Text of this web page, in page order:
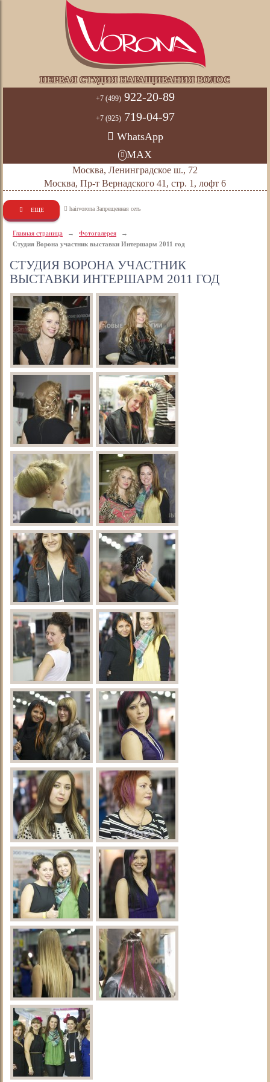
ПЕРВАЯ СТУДИЯ НАРАЩИВАНИЯ ВОЛОС
+7 (499) 922-20-89
+7 (925) 719-04-97
WhatsApp
MAX
Москва, Ленинградское ш., 72
Москва, Пр-т Вернадского 41, стр. 1, лофт 6
ЕЩЕ hairvorona Запрещенная сеть
Главная страница → Фотогалерея
→
Студия Ворона участник выставки Интершарм 2011 год
СТУДИЯ ВОРОНА УЧАСТНИК
ВЫСТАВКИ ИНТЕРШАРМ 2011 ГОД